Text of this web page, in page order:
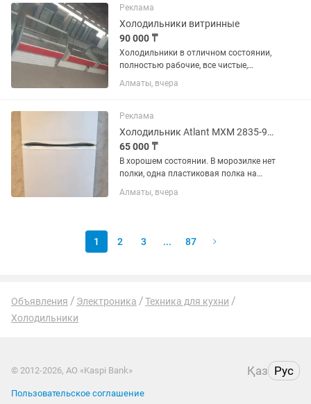
помогу с доставкой, кому интересно...
Реклама
Холодильники витринные
90 000 ₸
Холодильники в отличном состоянии,
полностью рабочие, все чистые,
ухоженные как на фото, есть разные
варианты, большой выбор
Алматы, вчера
Реклама
Холодильник Atlant МХМ 2835-90 белый
65 000 ₸
В хорошем состоянии. В морозилке нет
полки, одна пластиковая полка на
года. Технические
литров...
Алматы, вчера
1 2 3 ... 87
Объявления Электроника
Техника для кухни
Холодильники
© 2012-2026, АО «Kaspi Bank» Қаз Рус
Пользовательское соглашение